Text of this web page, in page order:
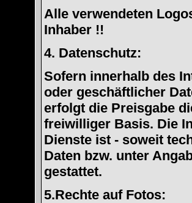
Alle verwendeten
Inhaber !!
4. Datenschutz:
Sofern innerhalb des
oder geschäftlicher
erfolgt die Preisgabe
freiwilliger Basis. Die
Dienste ist - soweit
Daten bzw. unter
gestattet.
5.Rechte auf Fotos: